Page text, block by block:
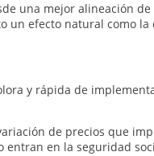
una mejor alineación
un efecto natural como
y rápida de
de precios que
entran en la seguridad